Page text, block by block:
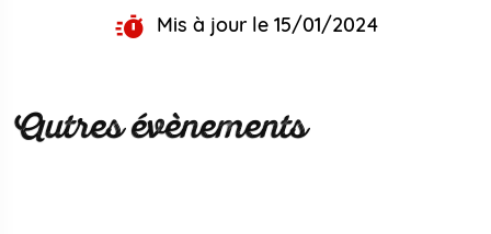
Mis à jour le 15/01/2024
Autres évènements